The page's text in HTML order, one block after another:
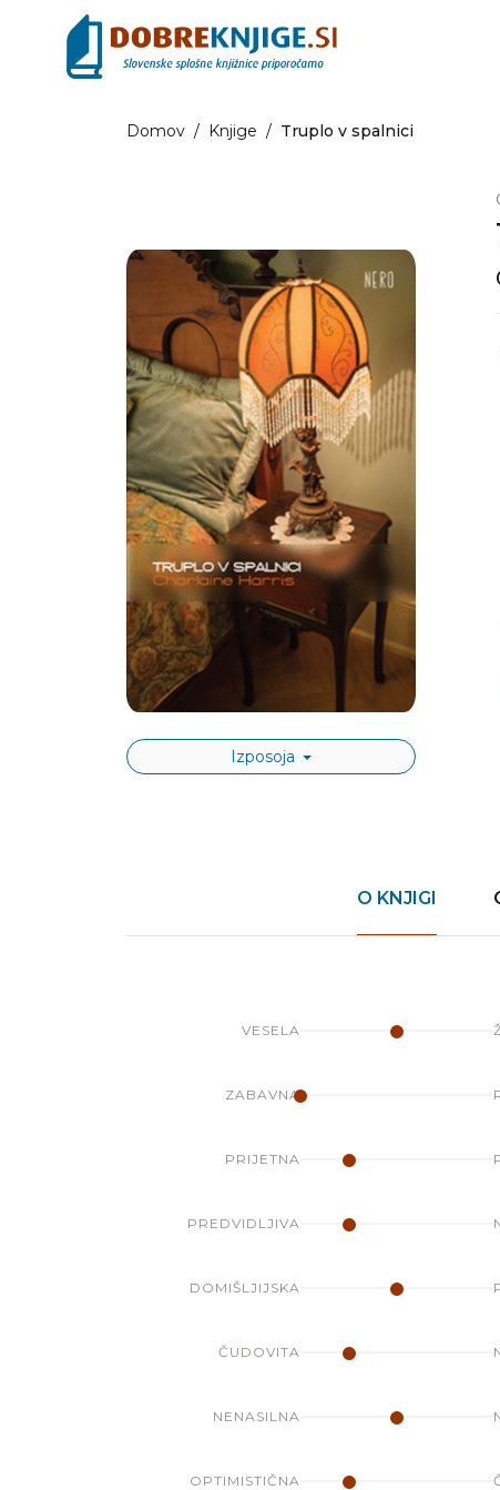
Domov / Knjige / Truplo v spalnici
Izposoja
O KNJIGI
VESELA
ZABAVNA
PRIJETNA
PREDVIDLJIVA
DOMIŠLJIJSKA
ČUDOVITA
NENASILNA
OPTIMISTIČNA